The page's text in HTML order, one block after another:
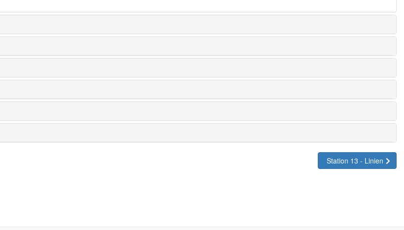
Station 13 - Linien